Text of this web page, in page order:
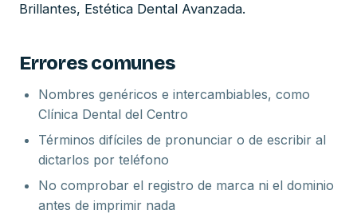
Brillantes, Estética Dental Avanzada.
Errores comunes
Nombres genéricos e intercambiables, como
Clínica Dental del Centro
Términos difíciles de pronunciar o de escribir al
dictarlos por teléfono
No comprobar el registro de marca ni el dominio
antes de imprimir nada